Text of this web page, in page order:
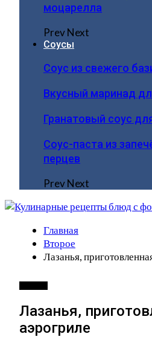
моцарелла
PrevNext
Соусы
Соус из свежего
Вкусный маринад
Гранатовый соус
Соус-паста из
перцев
PrevNext
Главная
Второе
Лазанья,
Лазанья,
аэрогриле